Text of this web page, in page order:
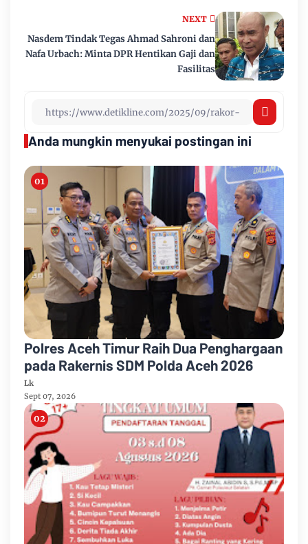
NEXT
Nasdem Tindak Tegas Ahmad Sahroni dan
Nafa Urbach: Minta DPR Hentikan Gaji dan
Fasilitas
Anda mungkin menyukai postingan ini
Polres Aceh Timur Raih Dua Penghargaan
pada Rakernis SDM Polda Aceh 2026
Lk
Sept 07, 2026